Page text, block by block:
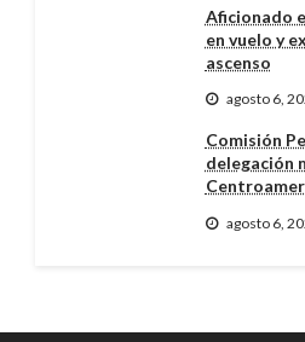
Aficionado
en vuelo y
ascenso
agosto 6,
Comisión
delegación
agosto 6,